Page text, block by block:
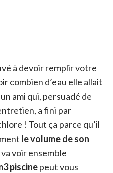
à devoir remplir votre
combien d’eau elle allait
ami qui, persuadé de
a fini par
! Tout ça parce qu’il
le volume de son
voir ensemble
piscinepeut vous